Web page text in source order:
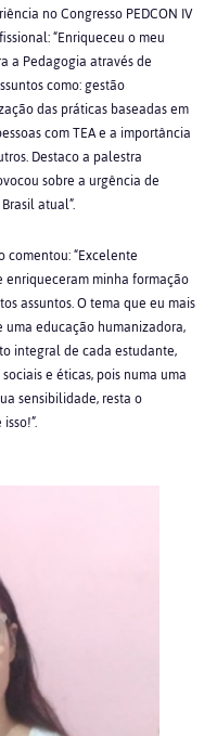
no Congresso PEDCON IV
“Enriqueceu o meu
a Pedagogia através de
como: gestão
das práticas baseadas em
com TEA e a importância
Destaco a palestra
sobre a urgência de
atual”.
comentou: “Excelente
enriqueceram minha formação
assuntos. O tema que eu mais
educação humanizadora,
integral de cada estudante,
e éticas, pois numa uma
sensibilidade, resta o